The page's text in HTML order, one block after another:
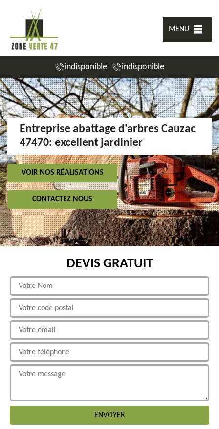
MENU
indisponible indisponible
Entreprise abattage d'arbres Cauzac
47470: excellent jardinier
VOIR NOS RÉALISATIONS
CONTACTEZ NOUS
DEVIS GRATUIT